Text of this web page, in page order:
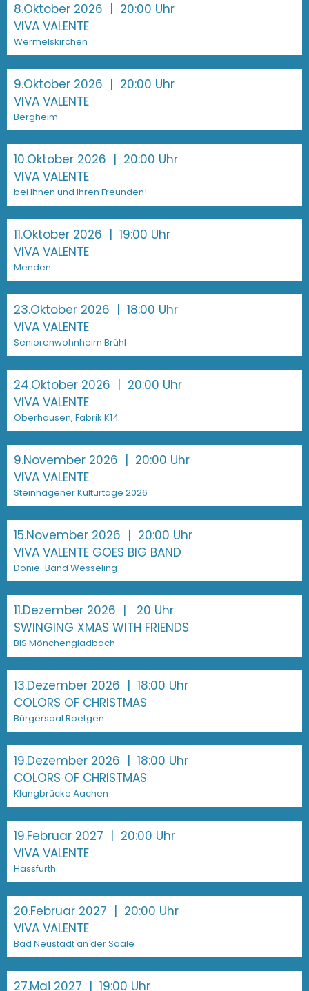
8.Oktober 2026 | 20:00 Uhr
VIVA VALENTE
Wermelskirchen
9.Oktober 2026 | 20:00 Uhr
VIVA VALENTE
Bergheim
10.Oktober 2026 | 20:00 Uhr
VIVA VALENTE
bei Ihnen und Ihren Freunden!
11.Oktober 2026 | 19:00 Uhr
VIVA VALENTE
Menden
23.Oktober 2026 | 18:00 Uhr
VIVA VALENTE
Seniorenwohnheim Brühl
24.Oktober 2026 | 20:00 Uhr
VIVA VALENTE
Oberhausen, Fabrik K14
9.November 2026 | 20:00 Uhr
VIVA VALENTE
Steinhagener Kulturtage 2026
15.November 2026 | 20:00 Uhr
VIVA VALENTE GOES BIG BAND
Donie-Band Wesseling
11.Dezember 2026 | 20 Uhr
SWINGING XMAS WITH FRIENDS
BIS Mönchengladbach
13.Dezember 2026 | 18:00 Uhr
COLORS OF CHRISTMAS
Bürgersaal Roetgen
19.Dezember 2026 | 18:00 Uhr
COLORS OF CHRISTMAS
Klangbrücke Aachen
19.Februar 2027 | 20:00 Uhr
VIVA VALENTE
Hassfurth
20.Februar 2027 | 20:00 Uhr
VIVA VALENTE
Bad Neustadt an der Saale
27.Mai 2027 | 19:00 Uhr